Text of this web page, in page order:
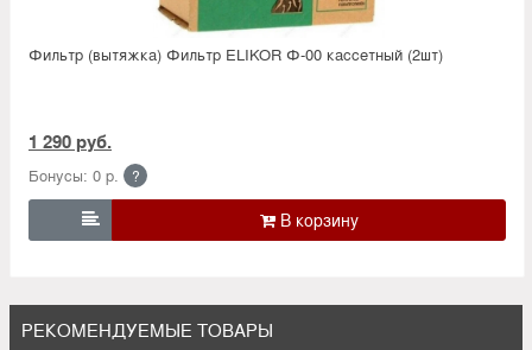
Фильтр (вытяжка) Фильтр ELIKOR Ф-00 кассетный (2шт)
1 290 руб.
Бонусы: 0 р. ?

РЕКОМЕНДУЕМЫЕ ТОВАРЫ